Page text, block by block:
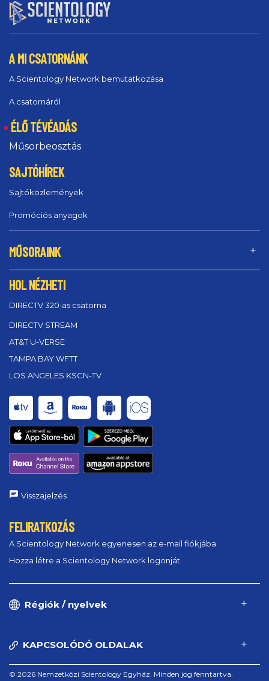
A MI CSATORNÁNK
A Scientology Network bemutatkozása
A csatornáról
ÉLŐ TÉVÉADÁS
Műsorbeosztás
SAJTÓHÍREK
Sajtóközlemények
Promóciós anyagok
MŰSORAINK
HOL NÉZHETI
DIRECTV 320‑as csatorna
DIRECTV STREAM
AT&T U-VERSE
TAMPA BAY WFTT
LOS ANGELES KSCN-TV
Visszajelzés
FELIRATKOZÁS
A Scientology Network egyenesen az e‑mail fiókjába
Hozza létre a Scientology Network logonját
Régiók / nyelvek
KAPCSOLÓDÓ OLDALAK
© 2026 Nemzetközi Scientology Egyház. Minden jog fenntartva.